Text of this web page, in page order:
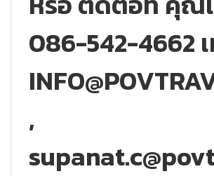
086-542-4662
,